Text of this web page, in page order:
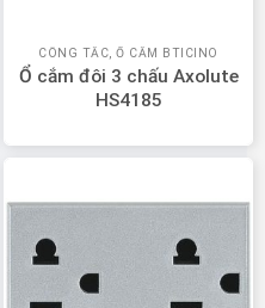
CÔNG TẮC, Ổ CẮM BTICINO
Ổ cắm đôi 3 chấu Axolute
HS4185